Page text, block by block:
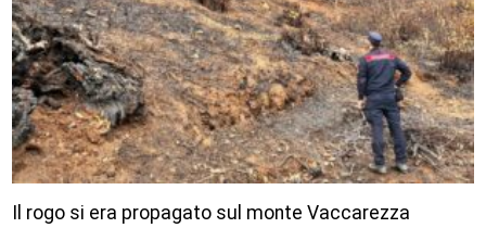
Il rogo si era propagato sul monte Vaccarezza